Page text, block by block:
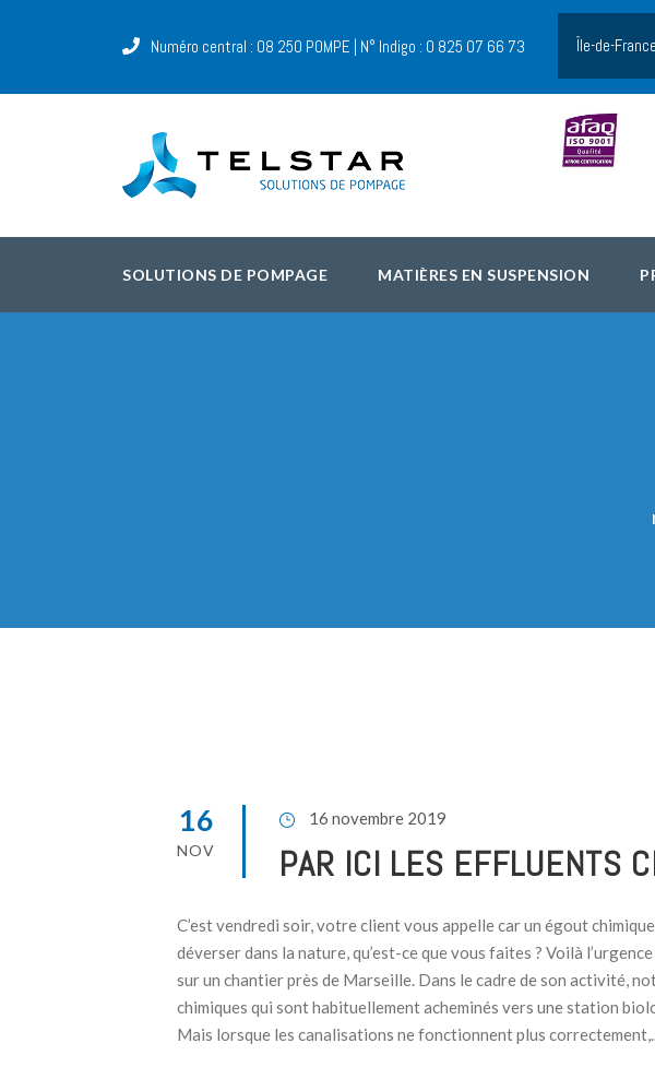
Numéro central : 08 250 POMPE | N° Indigo : 0 825 07 66 73 Île-de-France
SOLUTIONS DE POMPAGE MATIÈRES EN SUSPENSION
16
NOV
16 novembre 2019
PAR ICI LES EFFLUENTS
C’est vendredi soir, votre client vous appelle car un égout
déverser dans la nature, qu’est-ce que vous faites ? Voilà
sur un chantier près de Marseille. Dans le cadre de son activité,
chimiques qui sont habituellement acheminés vers une station
Mais lorsque les canalisations ne fonctionnent plus